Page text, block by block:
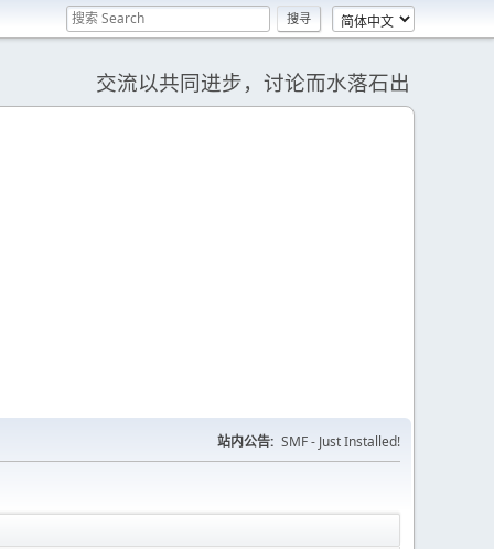
交流以共同进步，讨论而水落石出
站内公告: SMF - Just Installed!